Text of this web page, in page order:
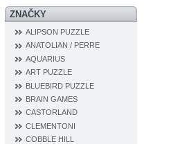
ZNAČKY
ALIPSON PUZZLE
ANATOLIAN / PERRE
AQUARIUS
ART PUZZLE
BLUEBIRD PUZZLE
BRAIN GAMES
CASTORLAND
CLEMENTONI
COBBLE HILL